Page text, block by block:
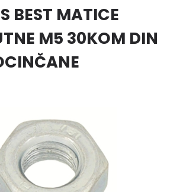
BEST MATICE
M5 30KOM DIN